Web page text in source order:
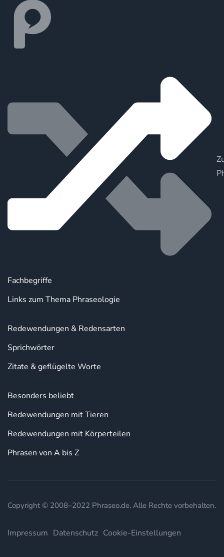
Fachbegriffe
Links zum Thema Phraseologie
Redewendungen & Redensarten
Sprichwörter
Zitate & geflügelte Worte
Besonders beliebt
Redewendungen mit Tieren
Redewendungen mit Körperteilen
Phrasen von A bis Z
Copyright © 2008–2022 Phraseo.de. Alle Rechte vorbehalten.
Impressum Datenschutz Cookie-Einstellungen